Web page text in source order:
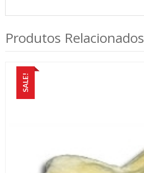
Produtos Relacionados
SALE!